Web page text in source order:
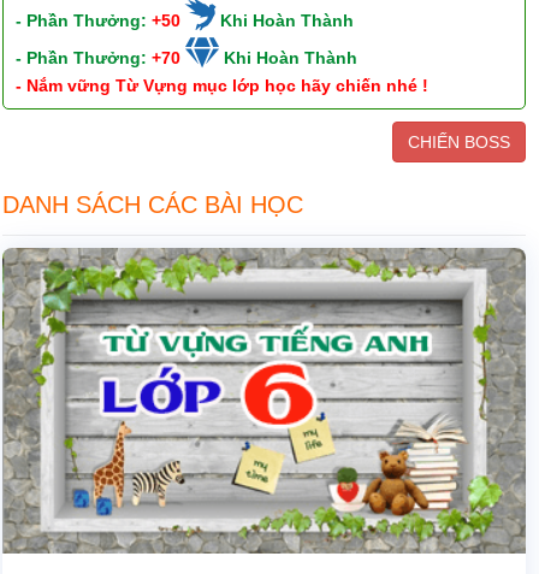
- Phần Thưởng:+50
Khi Hoàn Thành
- Phần Thưởng:+70
Khi Hoàn Thành
- Nắm vững Từ Vựng mục lớp học hãy chiến nhé !
CHIẾN BOSS
DANH SÁCH CÁC BÀI HỌC